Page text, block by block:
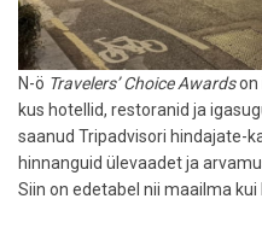
N-ö Travelers’ Choice Awardson
kus hotellid, restoranid ja
saanud Tripadvisori hindajate-
hinnanguid ülevaadet ja
Siin on edetabel nii maailma kui